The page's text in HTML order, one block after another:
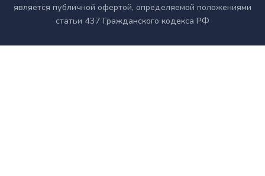
является публичной офертой, определяемой положениями
статьи 437 Гражданского кодекса РФ